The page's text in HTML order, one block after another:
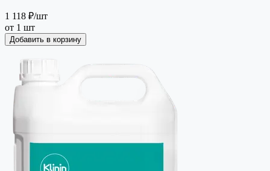
1 118 ₽/шт
от 1 шт
Добавить в корзину